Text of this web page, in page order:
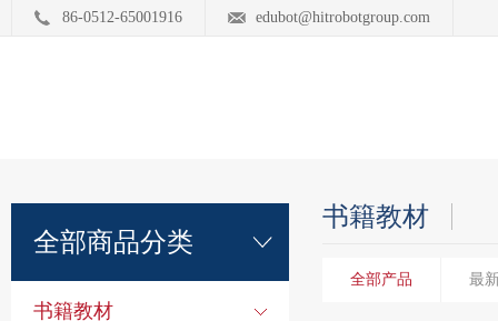
86-0512-65001916 edubot@hitrobotgroup.com
全部商品分类
书籍教材
书籍教材
全部产品 最